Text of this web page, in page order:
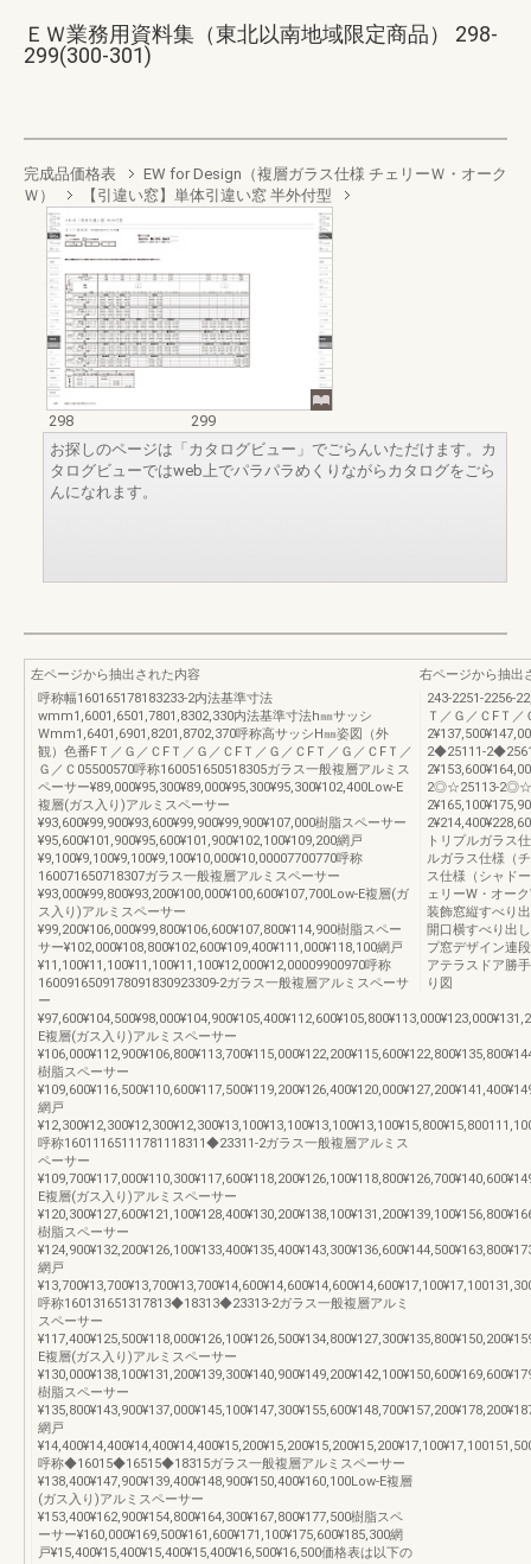
ＥＷ業務用資料集（東北以南地域限定商品） 298-
299(300-301)
完成品価格表
EW for Design（複層ガラス仕様 チェリーＷ・オーク
Ｗ）
【引違い窓】単体引違い窓 半外付型
298
299
お探しのページは「カタログビュー」でごらんいただけます。カ
タログビューではweb上でパラパラめくりながらカタログをごら
んになれます。
左ページから抽出された内容
呼称幅160165178183233-2内法基準寸法
wmm1,6001,6501,7801,8302,330内法基準寸法h㎜サッシ
Wmm1,6401,6901,8201,8702,370呼称高サッシH㎜姿図（外
観）色番FＴ／Ｇ／ＣFＴ／Ｇ／ＣFＴ／Ｇ／ＣFＴ／Ｇ／ＣFＴ／
Ｇ／Ｃ05500570呼称160051650518305ガラス一般複層アルミス
ペーサー¥89,000¥95,300¥89,000¥95,300¥95,300¥102,400Low-E
複層(ガス入り)アルミスペーサー
¥93,600¥99,900¥93,600¥99,900¥99,900¥107,000樹脂スペーサー
¥95,600¥101,900¥95,600¥101,900¥102,100¥109,200網戸
¥9,100¥9,100¥9,100¥9,100¥10,000¥10,00007700770呼称
160071650718307ガラス一般複層アルミスペーサー
¥93,000¥99,800¥93,200¥100,000¥100,600¥107,700Low-E複層(ガ
ス入り)アルミスペーサー
¥99,200¥106,000¥99,800¥106,600¥107,800¥114,900樹脂スペー
サー¥102,000¥108,800¥102,600¥109,400¥111,000¥118,100網戸
¥11,100¥11,100¥11,100¥11,100¥12,000¥12,00009900970呼称
1600916509178091830923309-2ガラス一般複層アルミスペーサ
ー
E複層(ガス入り)アルミスペーサー
樹脂スペーサー
網戸
呼称16011165111781118311◆23311-2ガラス一般複層アルミス
ペーサー
E複層(ガス入り)アルミスペーサー
樹脂スペーサー
網戸
呼称160131651317813◆18313◆23313-2ガラス一般複層アルミ
スペーサー
E複層(ガス入り)アルミスペーサー
樹脂スペーサー
網戸
呼称◆16015◆16515◆18315ガラス一般複層アルミスペーサー
¥138,400¥147,900¥139,400¥148,900¥150,400¥160,100Low-E複層
(ガス入り)アルミスペーサー
¥153,400¥162,900¥154,800¥164,300¥167,800¥177,500樹脂スペ
ーサー¥160,000¥169,500¥161,600¥171,100¥175,600¥185,300網
戸¥15,400¥15,400¥15,400¥15,400¥16,500¥16,500価格表は以下の
右ページから抽出
243-2251-2256-
Ｔ／Ｇ／ＣFＴ／
2◆25111-
2◎☆25113-
トリプルガラス
ルガラス仕様（
ス仕様（シャド
ェリーW・オー
装飾窓縦すべり
開口横すべり出
プ窓デザイン連
アテラスドア勝
り図